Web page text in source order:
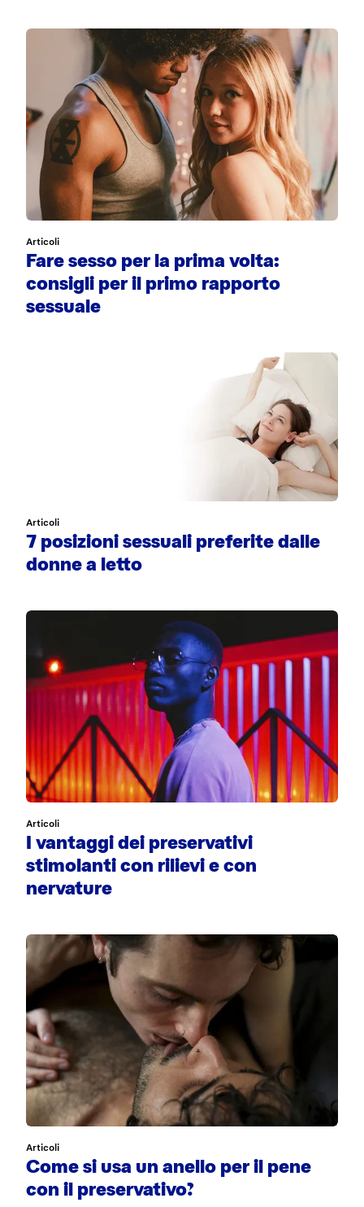
Articoli
Fare sesso per la prima volta:
consigli per il primo rapporto
sessuale
Articoli
7 posizioni sessuali preferite dalle
donne a letto
Articoli
I vantaggi dei preservativi
stimolanti con rilievi e con
nervature
Articoli
Come si usa un anello per il pene
con il preservativo?